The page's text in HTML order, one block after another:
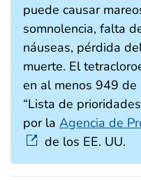
puede causar
somnolencia, falta
náuseas, pérdida
muerte. El
en al menos 949
“Lista de
por la Agencia de
de los EE. UU.